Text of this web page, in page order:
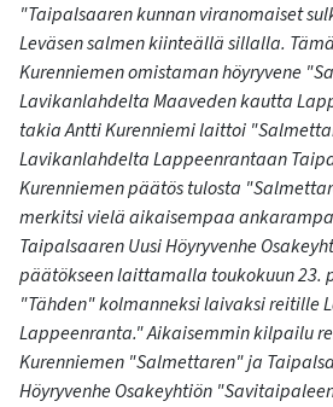
"Taipalsaaren kunnan viranomaiset
Leväsen salmen kiinteällä sillalla.
Kurenniemen omistaman höyryvene "
LavikanlahdeltaMaaveden kautta
takia Antti Kurenniemi laittoi "
LavikanlahdeltaLappeenrantaan
Kurenniemen päätös tulosta "
merkitsi vielä aikaisempaa
Taipalsaaren Uusi Höyryvenhe
päätökseen laittamalla toukokuun 23.
"Tähden" kolmanneksi laivaksi reitille
Lappeenranta." Aikaisemmin kilpailu
Kurenniemen "Salmettaren" ja
Höyryvenhe Osakeyhtiön